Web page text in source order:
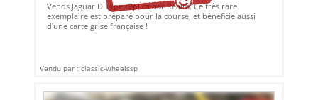
Vends Jaguar D Type replica par Realm. Ce très rare
exemplaire est préparé pour la course, et bénéficie aussi
d'une carte grise française !
Vendu par : classic-wheelssp